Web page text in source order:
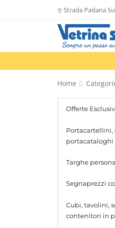
Strada Padana
Home
Offerte
Portacartellini,
portacataloghi
Targhe
Segnaprezzi
Cubi, tavolini,
contenitori in